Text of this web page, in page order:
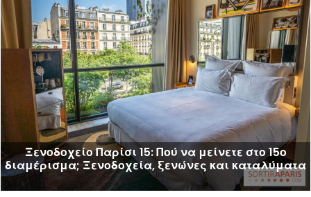
Ξενοδοχείο Παρίσι 15: Πού να μείνετε στο 15ο
διαμέρισμα; Ξενοδοχεία, ξενώνες και καταλύματα